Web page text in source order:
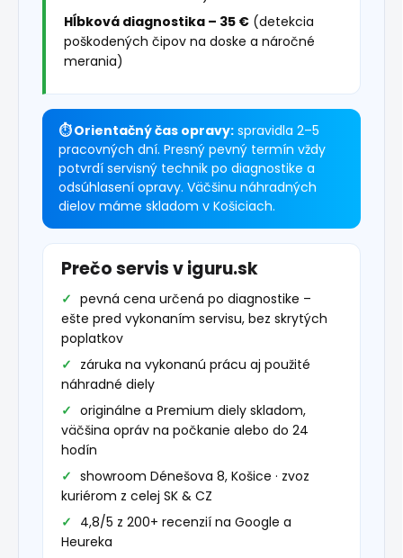
Hĺbková diagnostika – 35 € (detekcia
poškodených čipov na doske a náročné
merania)
⏱ Orientačný čas opravy: spravidla 2–5
pracovných dní. Presný pevný termín vždy
potvrdí servisný technik po diagnostike a
odsúhlasení opravy. Väčšinu náhradných
dielov máme skladom v Košiciach.
Prečo servis v iguru.sk
pevná cena určená po diagnostike –
ešte pred vykonaním servisu, bez skrytých
poplatkov
záruka na vykonanú prácu aj použité
náhradné diely
originálne a Premium diely skladom,
väčšina opráv na počkanie alebo do 24
hodín
showroom Dénešova 8, Košice · zvoz
kuriérom z celej SK & CZ
4,8/5 z 200+ recenzií na Google a
Heureka